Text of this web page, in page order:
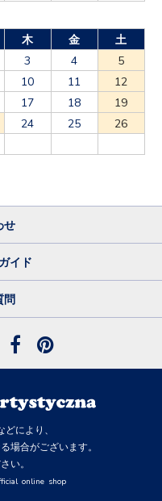
木 金
土
3 4
5
10 11
12
17 18
19
24 25
26
せ
イド
問
どにより、
場合がございます。
い。
online shop